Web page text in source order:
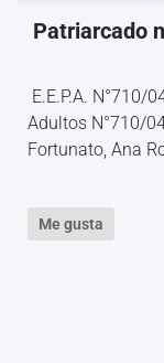
Patriarcado
E.E.P.A. N°710/
Adultos N°710/
Fortunato, Ana
Me gusta